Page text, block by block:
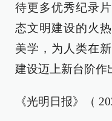
待更多优秀纪录
态文明建设的火
美学，为人类在
建设迈上新台阶作
《光明日报》（